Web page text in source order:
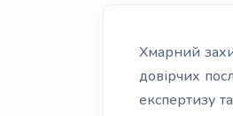
Хмарний
довірчих
експертизу